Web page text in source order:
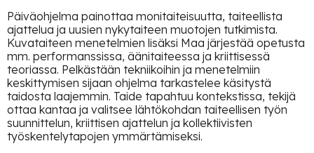
Päiväohjelma painottaa monitaiteisuutta, taiteellista
ajattelua ja uusien nykytaiteen muotojen tutkimista.
Kuvataiteen menetelmien lisäksi Maa järjestää opetusta
mm. performanssissa, äänitaiteessa ja kriittisessä
teoriassa. Pelkästään tekniikoihin ja menetelmiin
keskittymisen sijaan ohjelma tarkastelee käsitystä
taidosta laajemmin. Taide tapahtuu kontekstissa, tekijä
ottaa kantaa ja valitsee lähtökohdan taiteellisen työn
suunnittelun, kriittisen ajattelun ja kollektiivisten
työskentelytapojen ymmärtämiseksi.